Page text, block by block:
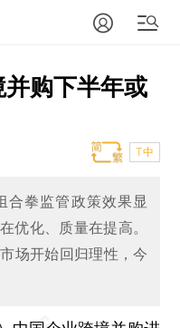
购下半年或
T中
合拳监管政策效果显
优化、质量在提高。
场开始回归理性，今